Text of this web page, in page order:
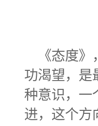
《态度
功渴望，是
种意识，一
进，这个方